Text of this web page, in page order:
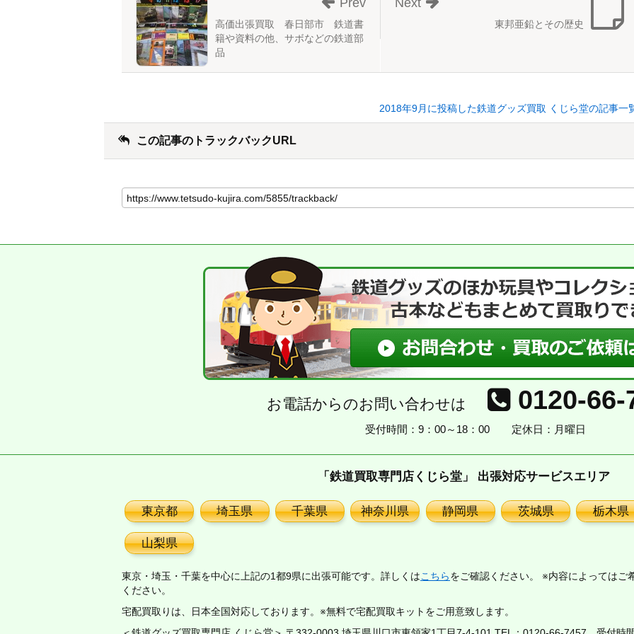
東邦亜鉛とその歴史
Next
高価出張買取 春日部市 鉄道書
籍や資料の他、サボなどの鉄道部
品
Prev
2018年9月に投稿した鉄道グッズ買取 くじら堂の記事一
この記事のトラックバックURL
お電話からのお問い合わせは 0120-66-
受付時間：9：00～18：00 定休日：月曜日
「鉄道買取専門店くじら堂」 出張対応サービスエリア
東京都 埼玉県 千葉県 神奈川県 静岡県 茨城県 栃木県
山梨県
東京・埼玉・千葉を中心に上記の1都9県に出張可能です。詳しくはこちらをご確認ください。 ※内容によってはご
ください。
宅配買取りは、日本全国対応しております。※無料で宅配買取キットをご用意致します。